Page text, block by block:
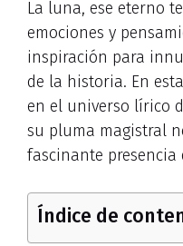
La luna, ese eterno
emociones y
inspiración para
de la historia. En
en el universo lírico
su pluma magistral
fascinante presencia
Índice de